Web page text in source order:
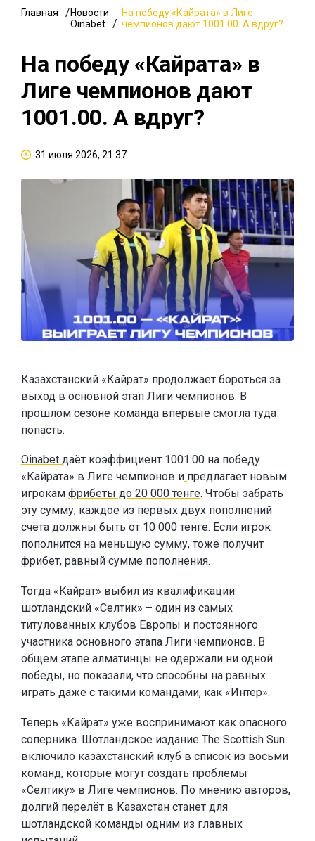
Главная
Новости
Oinabet
На победу «Кайрата» в Лиге
чемпионов дают 1001.00. А вдруг?
На победу «Кайрата» в
Лиге чемпионов дают
1001.00. А вдруг?
31 июля 2026, 21:37
Казахстанский «Кайрат» продолжает бороться за
выход в основной этап Лиги чемпионов. В
прошлом сезоне команда впервые смогла туда
попасть.
Oinabet даёт коэффициент 1001.00 на победу
«Кайрата» в Лиге чемпионов и предлагает новым
игрокам фрибеты до 20 000 тенге. Чтобы забрать
эту сумму, каждое из первых двух пополнений
счёта должны быть от 10 000 тенге. Если игрок
пополнится на меньшую сумму, тоже получит
фрибет, равный сумме пополнения.
Тогда «Кайрат» выбил из квалификации
шотландский «Селтик» – один из самых
титулованных клубов Европы и постоянного
участника основного этапа Лиги чемпионов. В
общем этапе алматинцы не одержали ни одной
победы, но показали, что способны на равных
играть даже с такими командами, как «Интер».
Теперь «Кайрат» уже воспринимают как опасного
соперника. Шотландское издание The Scottish Sun
включило казахстанский клуб в список из восьми
команд, которые могут создать проблемы
«Селтику» в Лиге чемпионов. По мнению авторов,
долгий перелёт в Казахстан станет для
шотландской команды одним из главных